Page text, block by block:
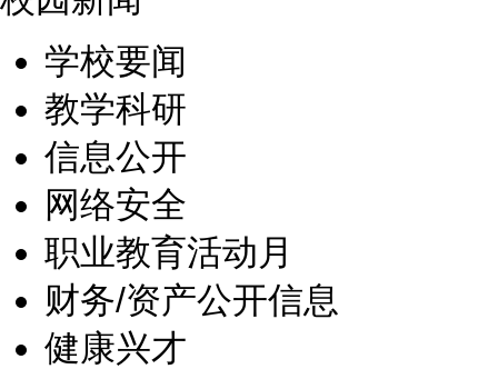
学校要闻
教学科研
信息公开
网络安全
职业教育活动月
财务/资产公开信息
健康兴才